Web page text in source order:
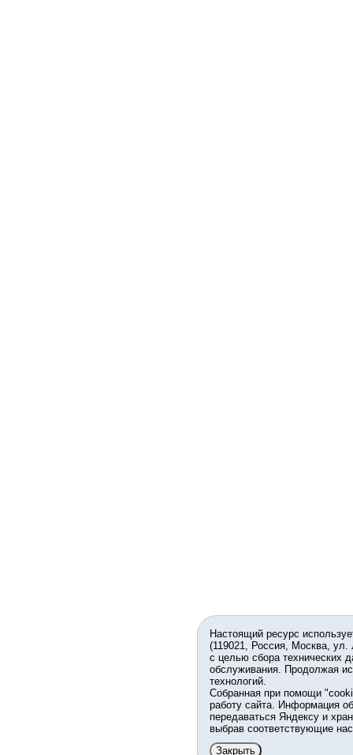
Настоящий ресурс
(119021, Россия, Москва,
с целью сбора технических
обслуживания. Продолжая
технологий.
Собранная при помощи
работу сайта. Информация
передаваться Яндексу и
выбрав соответствующие
Закрыть